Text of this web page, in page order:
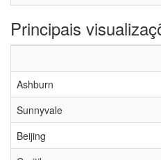
Principais
Ashburn
Sunnyvale
Beijing